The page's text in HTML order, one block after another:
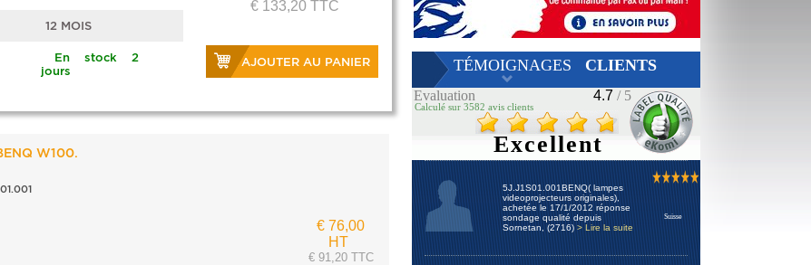
TÉMOIGNAGES CLIENTS
Evaluation 4.7 / 5
Calculé sur 3582 avis clients
Excellent
5J.J1S01.001BENQ( lampes
videoprojecteurs originales),
achetée le 17/1/2012 réponse
sondage qualité depuis
Sornetan, (2716) > Lire la suite
Suisse
12 MOIS
En stock 2
jours
€ 133,20 TTC
AJOUTER AU PANIER
W100.
€ 76,00
HT
€ 91,20 TTC